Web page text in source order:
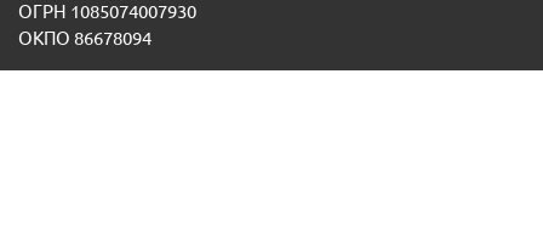
ОГРН 1085074007930
ОКПО 86678094